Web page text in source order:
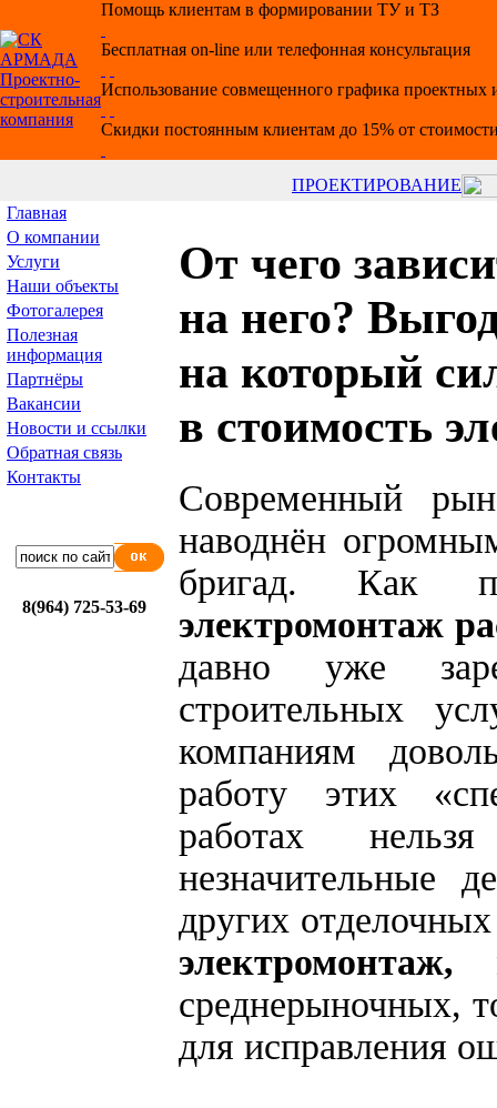
Помощь клиентам в формировании ТУ и ТЗ
Бесплатная on-line или телефонная консультация
Использование совмещенного графика проектных
Скидки постоянным клиентам до 15% от
ПРОЕКТИРОВАНИЕ
Главная
О компании
Услуги
Наши объекты
Фотогалерея
Полезная
информация
Партнёры
Вакансии
Новости и ссылки
Обратная связь
Контакты
8(964) 725-53-69
От чего
на него?
на который
в стоимость
Современный
наводнён
бригад. Как
электромонтаж
давно уже
строительных
компаниям
работу этих
работах
незначительные
других
электромонтаж,
среднерыночных,
для исправления